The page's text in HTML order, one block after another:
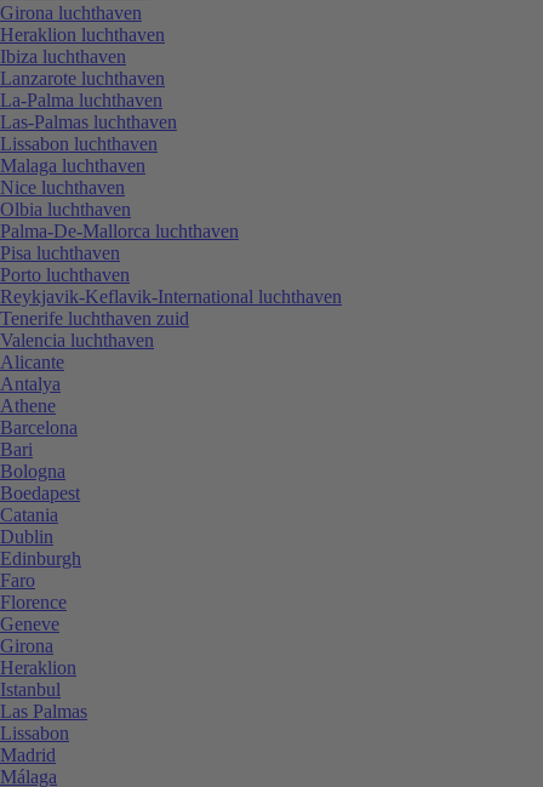
Girona luchthaven
Heraklion luchthaven
Ibiza luchthaven
Lanzarote luchthaven
La-Palma luchthaven
Las-Palmas luchthaven
Lissabon luchthaven
Malaga luchthaven
Nice luchthaven
Olbia luchthaven
Palma-De-Mallorca luchthaven
Pisa luchthaven
Porto luchthaven
Reykjavik-Keflavik-International luchthaven
Tenerife luchthaven zuid
Valencia luchthaven
Alicante
Antalya
Athene
Barcelona
Bari
Bologna
Boedapest
Catania
Dublin
Edinburgh
Faro
Florence
Geneve
Girona
Heraklion
Istanbul
Las Palmas
Lissabon
Madrid
Málaga